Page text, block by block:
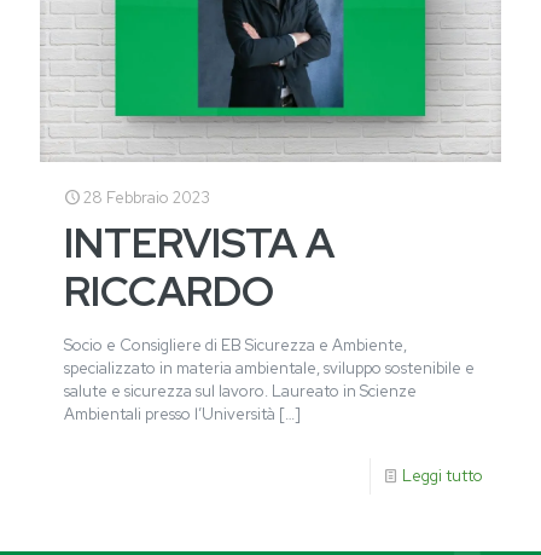
28 Febbraio 2023
INTERVISTA A
RICCARDO
Socio e Consigliere di EB Sicurezza e Ambiente,
specializzato in materia ambientale, sviluppo sostenibile e
salute e sicurezza sul lavoro. Laureato in Scienze
Ambientali presso l’Università […]
Leggi tutto